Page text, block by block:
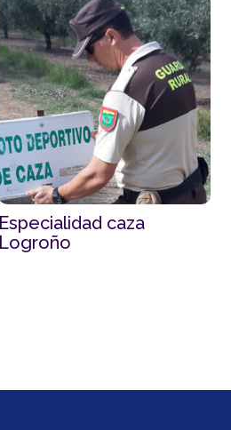
Especialidad caza
Logroño